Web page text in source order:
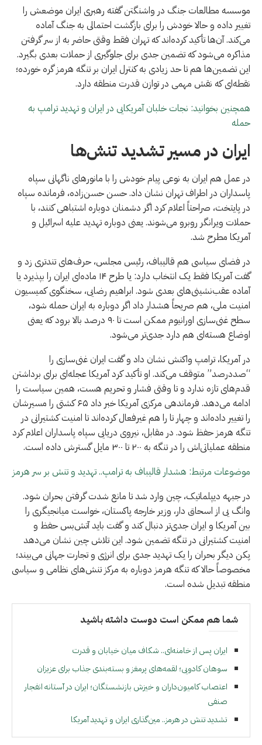
موسسه مطالعات جنگ در واشنگتن گفته رهبری ایران موضعش را
تغییر داده و حالا خودش را برای بازگشت احتمالی به جنگ آماده
می‌کند. آن‌ها تأکید کرده‌اند که تهران فقط وقتی حاضر به از سر گرفتن
مذاکره می‌شود که تضمین جدی برای جلوگیری از حملات بعدی بگیرد.
این تضمین‌ها هم تا حد زیادی به کنترل ایران بر تنگه هرمز گره خورده؛
نقطه‌ای که نقش مهمی در توازن قدرت منطقه دارد.
همچنین بخوانید: نجات خلبان آمریکایی در ایران و تهدید ترامپ به
حمله
ايران در مسیر تشدید تنش‌ها
در عمل هم ایران به نوعی پیام خودش را با مانورهای ناگهانی سپاه
پاسداران در اطراف تهران نشان داد. حسن حسن‌زاده، فرمانده سپاه
در پایتخت، صراحتاً اعلام کرد اگر دشمنان دوباره اشتباهی کنند، با
حملات ویرانگر روبرو می‌شوند. یعنی دوباره تهدید علیه اسرائیل و
آمریکا مطرح شد.
در فضای سیاسی هم قالیباف، رئیس مجلس، حرف‌های تندتری زد و
گفت آمریکا فقط یک انتخاب دارد: یا طرح ۱۴ ماده‌ای ایران را بپذیرد یا
آماده عقب‌نشینی‌های بعدی شود. ابراهیم رضایی، سخنگوی کمیسیون
امنیت ملی، هم صریحاً هشدار داد اگر دوباره به ایران حمله شود،
سطح غنی‌سازی اورانیوم ممکن است تا ۹۰ درصد بالا برود که یعنی
اوضاع هسته‌ای هم دارد جدی‌تر می‌شود.
در آمریکا، ترامپ واکنش نشان داد و گفت ایران غنی‌سازی را
“صددرصد” متوقف می‌کند. او تأکید کرد آمریکا عجله‌ای برای برداشتن
قدم‌های تازه ندارد و تا وقتی فشار و تحریم هست، همین سیاست را
ادامه می‌دهد. فرماندهی مرکزی آمریکا خبر داد ۶۵ کشتی را مسیرشان
را تغییر داده‌اند و چهار تا را هم غیرفعال کرده‌اند تا امنیت کشتیرانی در
تنگه هرمز حفظ شود. در مقابل، نیروی دریایی سپاه پاسداران اعلام کرد
منطقه عملیاتی‌اش را در تنگه به ۲۰۰ تا ۳۰۰ مایل گسترش داده است.
موضوعات مرتبط: هشدار قالیباف به ترامپ.. تهدید و تنش بر سر هرمز
در جبهه دیپلماتیک، چین وارد شد تا مانع شدت گرفتن بحران شود.
وانگ یی از اسحاق دار، وزیر خارجه پاکستان، خواست میانجیگری را
بین آمریکا و ایران جدی‌تر دنبال کند و گفت باید آتش‌بس حفظ و
امنیت کشتیرانی در تنگه تضمین شود. این تلاش چین نشان می‌دهد
پکن دیگر بحران را یک تهدید جدی برای انرژی و تجارت جهانی می‌بیند؛
مخصوصاً حالا که تنگه هرمز دوباره به مرکز تنش‌های نظامی و سیاسی
منطقه تبدیل شده است.
شما هم ممکن است دوست داشته باشید
ایران پس از خامنه‌ای.. شکاف میان خیابان و قدرت
سوهان کادویی؛ لقمه‌های پرمغز و بسته‌بندی جذاب برای عزیزان
اعتصاب کامیون‌داران و خیزش بازنشستگان؛ ایران در آستانه انفجار
صنفی
تشديد تنش در هرمز.. مين‌گذاری ايران و تهديد آمريكا